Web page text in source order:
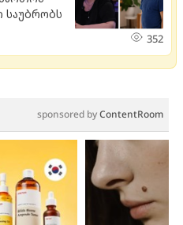
საუბრობს
352
sponsored byContentRoom